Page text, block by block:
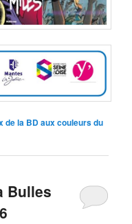
de la BD aux couleurs du
Bulles